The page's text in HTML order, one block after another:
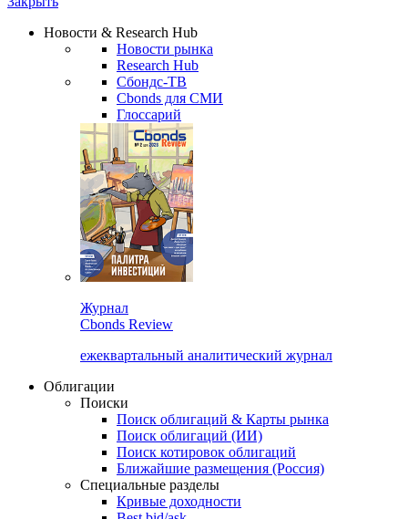
Новости & Research Hub
Новости рынка
Research Hub
Сбондс-ТВ
Cbonds для СМИ
Глоссарий
Журнал
Cbonds Review
ежеквартальный аналитический журнал
Облигации
Поиски
Поиск облигаций & Карты рынка
Поиск облигаций (ИИ)
Поиск котировок облигаций
Ближайшие размещения (Россия)
Специальные разделы
Кривые доходности